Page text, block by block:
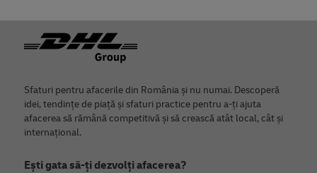
Footer
Sfaturi pentru afacerile din România și nu numai. Descoperă
idei, tendințe de piață și sfaturi practice pentru a-ți ajuta
afacerea să rămână competitivă și să crească atât local, cât și
internațional.
Ești gata să-ți dezvolți afacerea?